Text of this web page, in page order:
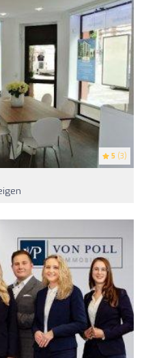
5 (3)